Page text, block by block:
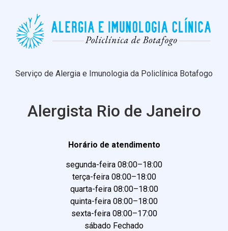
Serviço de Alergia e Imunologia da Policlínica Botafogo
Alergista Rio de Janeiro
Horário de atendimento
segunda-feira 08:00–18:00
terça-feira 08:00–18:00
quarta-feira 08:00–18:00
quinta-feira 08:00–18:00
sexta-feira 08:00–17:00
sábado Fechado